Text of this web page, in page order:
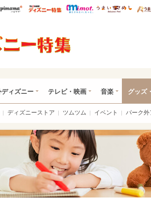
レぴあ総研ハピママ* ウレぴあ総研 ディズニー
mimot. うま
ディズニー テレビ・映画 音楽 グッズ
ディズニーストア ツムツム イベント パーク外